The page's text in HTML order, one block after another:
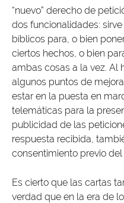
“nuevo” derecho de
dos funcionalidades:
bíblicos para, o bien
ciertos hechos, o bien
ambas cosas a la vez. Al
algunos puntos de
estar en la puesta en
telemáticas para la
publicidad de las
respuesta recibida,
consentimiento previo del
Es cierto que las cartas
verdad que en la era de